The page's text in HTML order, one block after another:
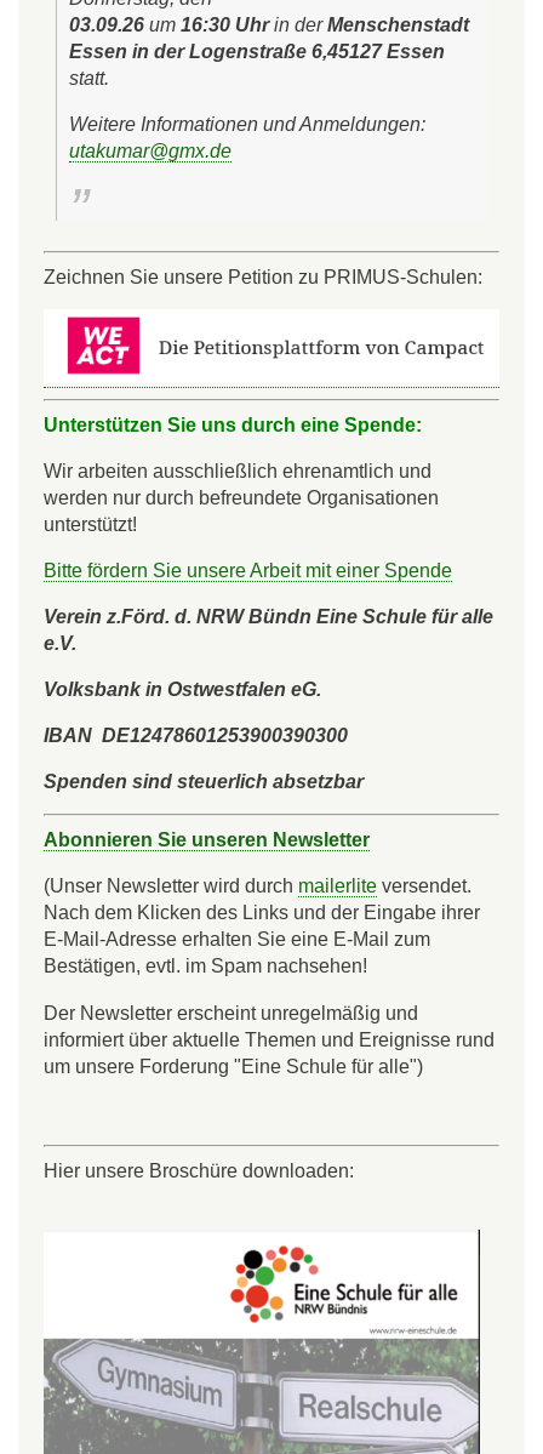
03.09.26 um 16:30 Uhrin derMenschenstadt
Essen in der Logenstraße 6,45127 Essen
statt.
Weitere Informationen und Anmeldungen:
utakumar@gmx.de
Zeichnen Sie unsere Petition zu PRIMUS-Schulen:
Unterstützen Sie uns durch eine Spende:
Wir arbeiten ausschließlich ehrenamtlich und
werden nur durch befreundete Organisationen
unterstützt!
Bitte fördern Sie unsere Arbeit mit einer Spende
Verein z.Förd. d. NRW Bündn Eine Schule für alle
e.V.
Volksbank in Ostwestfalen eG.
IBAN DE12478601253900390300
Spenden sind steuerlich absetzbar
Abonnieren Sie unseren Newsletter
(Unser Newsletter wird durch mailerlite versendet.
Nach dem Klicken des Links und der Eingabe ihrer
E-Mail-Adresse erhalten Sie eine E-Mail zum
Bestätigen, evtl. im Spam nachsehen!
Der Newsletter erscheint unregelmäßig und
informiert über aktuelle Themen und Ereignisse rund
um unsere Forderung "Eine Schule für alle")
Hier unsere Broschüre downloaden: